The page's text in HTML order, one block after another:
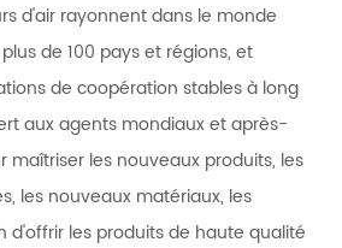
d'air rayonnent dans le monde
de 100 pays et régions, et
de coopération stables à long
aux agents mondiaux et après-
maîtriser les nouveaux produits, les
les nouveaux matériaux, les
d'offrir les produits de haute qualité